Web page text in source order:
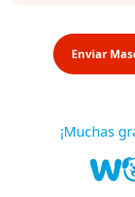
Enviar
¡Muchas